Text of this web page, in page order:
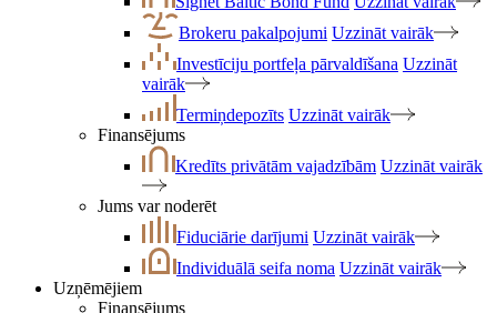
Brokeru pakalpojumi Uzzināt vairāk
Investīciju portfeļa pārvaldīšana Uzzināt
vairāk
Termiņdepozīts Uzzināt vairāk
Finansējums
Kredīts privātām vajadzībām Uzzināt vairāk
Jums var noderēt
Fiduciārie darījumi Uzzināt vairāk
Individuālā seifa noma Uzzināt vairāk
Uzņēmējiem
Finansējums